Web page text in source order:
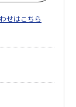
せはこちら